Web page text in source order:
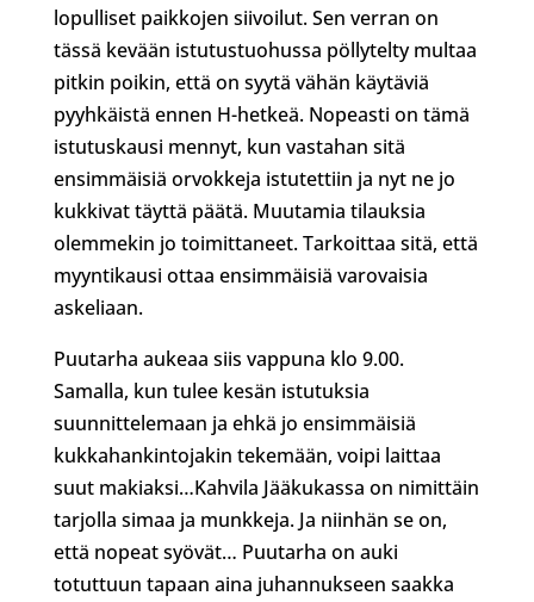
lopulliset paikkojen siivoilut. Sen verran on
tässä kevään istutustuohussa pöllytelty multaa
pitkin poikin, että on syytä vähän käytäviä
pyyhkäistä ennen H-hetkeä. Nopeasti on tämä
istutuskausi mennyt, kun vastahan sitä
ensimmäisiä orvokkeja istutettiin ja nyt ne jo
kukkivat täyttä päätä. Muutamia tilauksia
olemmekin jo toimittaneet. Tarkoittaa sitä, että
myyntikausi ottaa ensimmäisiä varovaisia
askeliaan.
Puutarha aukeaa siis vappuna klo 9.00.
Samalla, kun tulee kesän istutuksia
suunnittelemaan ja ehkä jo ensimmäisiä
kukkahankintojakin tekemään, voipi laittaa
suut makiaksi…Kahvila Jääkukassa on nimittäin
tarjolla simaa ja munkkeja. Ja niinhän se on,
että nopeat syövät… Puutarha on auki
totuttuun tapaan aina juhannukseen saakka